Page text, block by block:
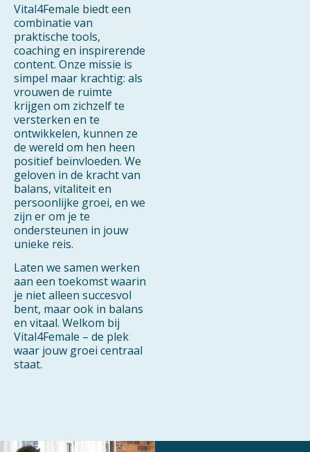
Vital4Female biedt een
combinatie van
praktische tools,
coaching en inspirerende
content. Onze missie is
simpel maar krachtig: als
vrouwen de ruimte
krijgen om zichzelf te
versterken en te
ontwikkelen, kunnen ze
de wereld om hen heen
positief beïnvloeden. We
geloven in de kracht van
balans, vitaliteit en
persoonlijke groei, en we
zijn er om je te
ondersteunen in jouw
unieke reis.
Laten we samen werken
aan een toekomst waarin
je niet alleen succesvol
bent, maar ook in balans
en vitaal. Welkom bij
Vital4Female – de plek
waar jouw groei centraal
staat.